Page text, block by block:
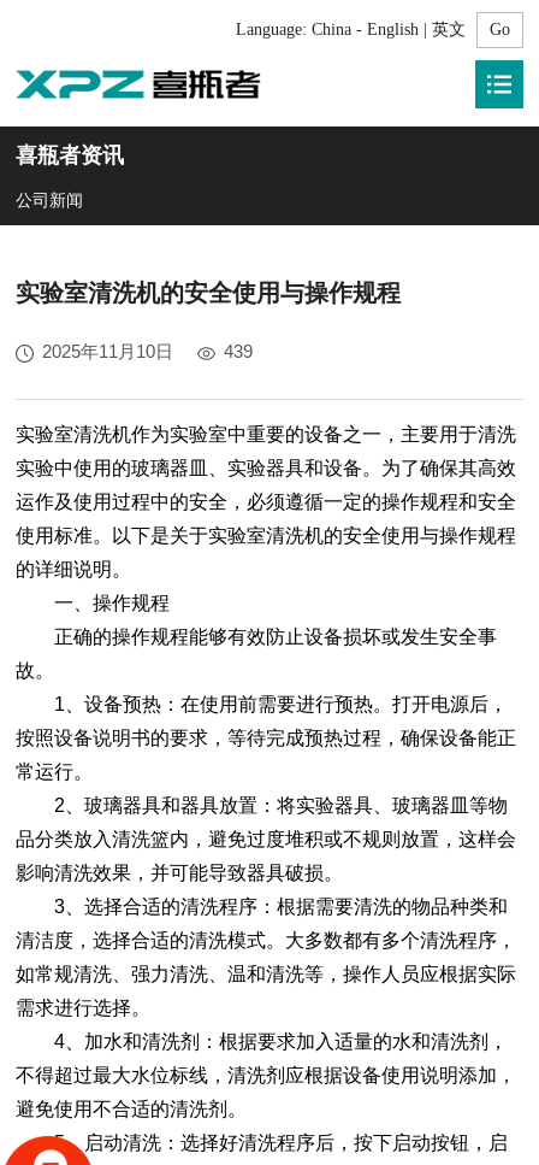
Language: China - English | 英文
喜瓶者资讯
公司新闻
实验室清洗机的安全使用与操作规程
2025年11月10日 439
实验室清洗机作为实验室中重要的设备之一，主要用于清洗
实验中使用的玻璃器皿、实验器具和设备。为了确保其高效
运作及使用过程中的安全，必须遵循一定的操作规程和安全
使用标准。以下是关于实验室清洗机的安全使用与操作规程
的详细说明。
一、操作规程
正确的操作规程能够有效防止设备损坏或发生安全事
故。
1、设备预热：在使用前需要进行预热。打开电源后，
按照设备说明书的要求，等待完成预热过程，确保设备能正
常运行。
2、玻璃器具和器具放置：将实验器具、玻璃器皿等物
品分类放入清洗篮内，避免过度堆积或不规则放置，这样会
影响清洗效果，并可能导致器具破损。
3、选择合适的清洗程序：根据需要清洗的物品种类和
清洁度，选择合适的清洗模式。大多数都有多个清洗程序，
如常规清洗、强力清洗、温和清洗等，操作人员应根据实际
需求进行选择。
4、加水和清洗剂：根据要求加入适量的水和清洗剂，
不得超过最大水位标线，清洗剂应根据设备使用说明添加，
避免使用不合适的清洗剂。
5、启动清洗：选择好清洗程序后，按下启动按钮，启